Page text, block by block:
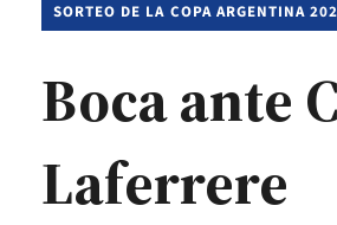
SORTEO DE LA COPA ARGENTINA
Boca ante
Laferrere